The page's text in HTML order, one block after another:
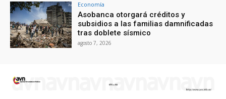
Economía
Asobanca otorgará créditos y
subsidios a las familias damnificadas
tras doblete sísmico
agosto 7, 2026